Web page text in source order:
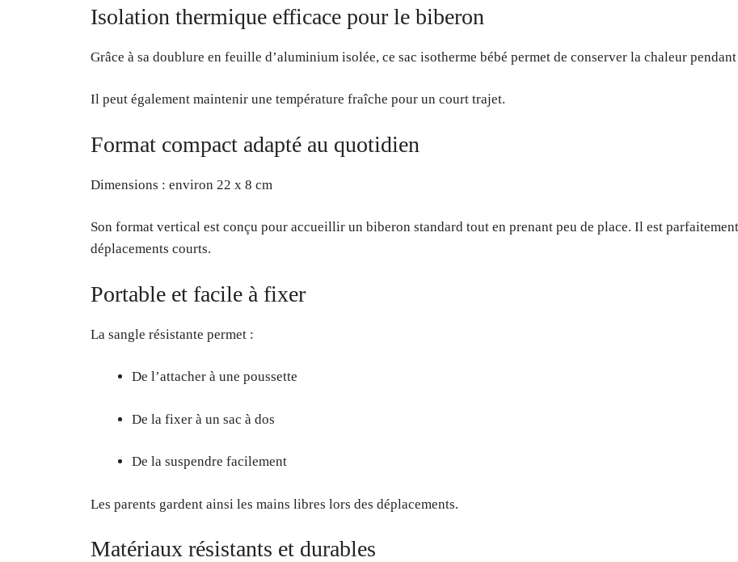
Isolation thermique efficace pour le biberon
Grâce à sa doublure en feuille d’aluminium isolée, ce sac isotherme bébé permet de conserver la chaleur
Il peut également maintenir une température fraîche pour un court trajet.
Format compact adapté au quotidien
Dimensions : environ 22 x 8 cm
Son format vertical est conçu pour accueillir un biberon standard tout en prenant peu de place. Il est
déplacements courts.
Portable et facile à fixer
La sangle résistante permet :
De l’attacher à une poussette
De la fixer à un sac à dos
De la suspendre facilement
Les parents gardent ainsi les mains libres lors des déplacements.
Matériaux résistants et durables